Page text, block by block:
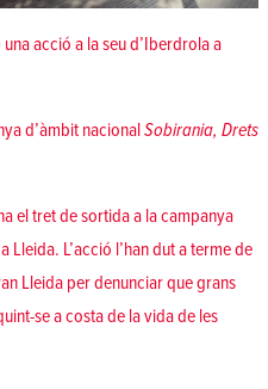
acció a la seu d’Iberdrola a
d’àmbit nacionalSobirania, Drets
el tret de sortida a la campanya
L’acció l’han dut a terme de
Lleida per denunciar que grans
se a costa de la vida de les